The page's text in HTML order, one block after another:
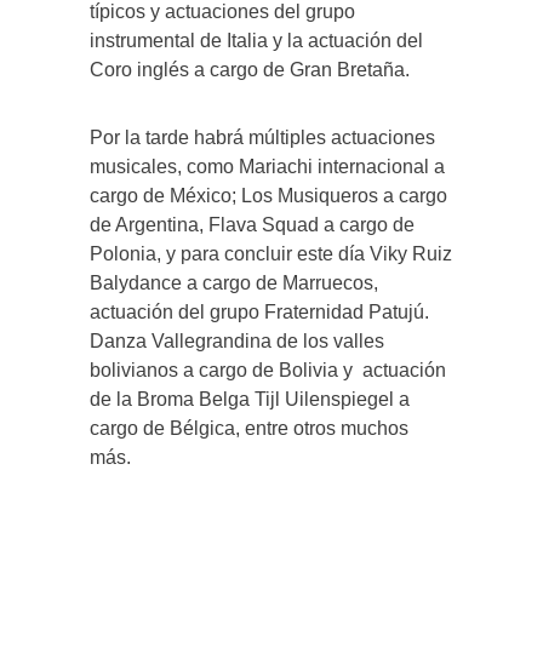
típicos y actuaciones del grupo
instrumental de Italia y la actuación del
Coro inglés a cargo de Gran Bretaña.
Por la tarde habrá múltiples actuaciones
musicales, como Mariachi internacional a
cargo de México; Los Musiqueros a cargo
de Argentina, Flava Squad a cargo de
Polonia, y para concluir este día Viky Ruiz
Balydance a cargo de Marruecos,
actuación del grupo Fraternidad Patujú.
Danza Vallegrandina de los valles
bolivianos a cargo de Bolivia y actuación
de la Broma Belga Tijl Uilenspiegel a
cargo de Bélgica, entre otros muchos
más.